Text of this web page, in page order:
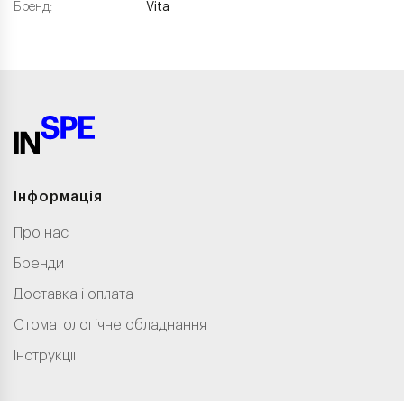
Бренд: Vita
Інформація
Про нас
Бренди
Доставка і оплата
Стоматологічне обладнання
Інструкції